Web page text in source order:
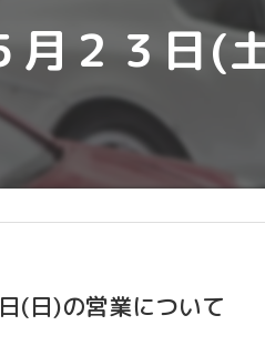
月２３日(
(日)の営業について